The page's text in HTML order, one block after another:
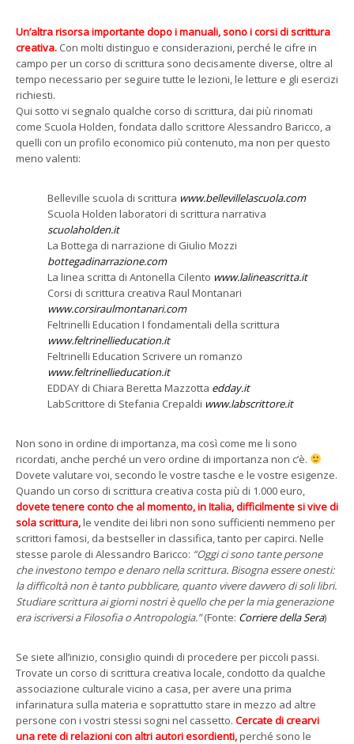
Un’altra risorsa importante dopo i manuali, sono i corsi di scrittura
creativa. Con molti distinguo e considerazioni, perché le cifre in
campo per un corso di scrittura sono decisamente diverse, oltre al
tempo necessario per seguire tutte le lezioni, le letture e gli esercizi
richiesti.
Qui sotto vi segnalo qualche corso di scrittura, dai più rinomati
come Scuola Holden, fondata dallo scrittore Alessandro Baricco, a
quelli con un profilo economico più contenuto, ma non per questo
meno valenti:
Belleville scuola di scrittura www.bellevillelascuola.com
Scuola Holden laboratori di scrittura narrativa
scuolaholden.it
La Bottega di narrazione di Giulio Mozzi
bottegadinarrazione.com
La linea scritta di Antonella Cilento www.lalineascritta.it
Corsi di scrittura creativa Raul Montanari
www.corsiraulmontanari.com
Feltrinelli Education I fondamentali della scrittura
www.feltrinellieducation.it
Feltrinelli Education Scrivere un romanzo
www.feltrinellieducation.it
EDDAY di Chiara Beretta Mazzotta edday.it
LabScrittore di Stefania Crepaldi www.labscrittore.it
Non sono in ordine di importanza, ma così come me li sono
ricordati, anche perché un vero ordine di importanza non c’è.
Dovete valutare voi, secondo le vostre tasche e le vostre esigenze.
Quando un corso di scrittura creativa costa più di 1.000 euro,
dovete tenere conto che al momento, in Italia, difficilmente si vive di
sola scrittura,le vendite dei libri non sono sufficienti nemmeno per
scrittori famosi, da bestseller in classifica, tanto per capirci. Nelle
stesse parole di Alessandro Baricco: “Oggi ci sono tante persone
che investono tempo e denaro nella scrittura. Bisogna essere onesti:
la difficoltà non è tanto pubblicare, quanto vivere davvero di soli libri.
Studiare scrittura ai giorni nostri è quello che per la mia generazione
era iscriversi a Filosofia o Antropologia.”(Fonte: Corriere della Sera)
Se siete all’inizio, consiglio quindi di procedere per piccoli passi.
Trovate un corso di scrittura creativa locale, condotto da qualche
associazione culturale vicino a casa, per avere una prima
infarinatura sulla materia e soprattutto stare in mezzo ad altre
persone con i vostri stessi sogni nel cassetto. Cercate di crearvi
una rete di relazioni con altri autori esordienti,perché sono le